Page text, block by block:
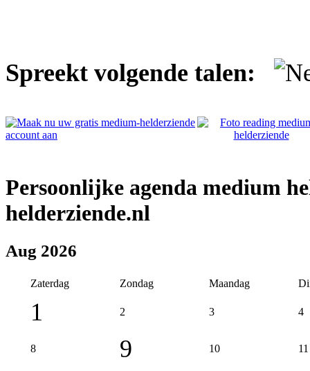
Spreekt volgende talen:
Persoonlijke agenda medium
helderziende.nl
Aug 2026
Zaterdag Zondag Maandag
1 2 3 4
8 9 10 11